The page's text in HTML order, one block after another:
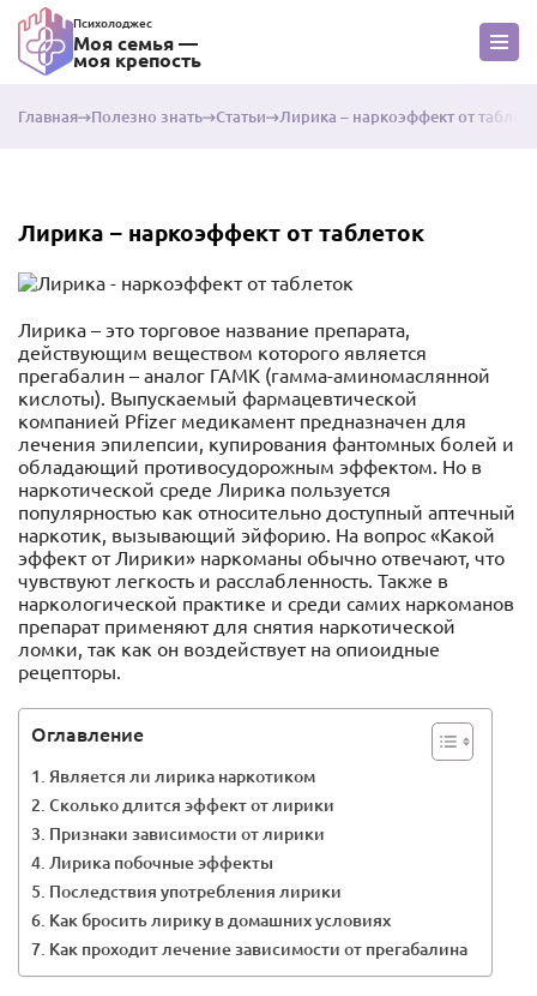
Психолоджес
Моя семья —
моя крепость
Главная Полезно знать Статьи Лирика – наркоэффект от
Лирика – наркоэффект от таблеток
Лирика – это торговое название препарата,
действующим веществом которого является
прегабалин – аналог ГАМК (гамма-аминомаслянной
кислоты). Выпускаемый фармацевтической
компанией Pfizer медикамент предназначен для
лечения эпилепсии, купирования фантомных болей и
обладающий противосудорожным эффектом. Но в
наркотической среде Лирика пользуется
популярностью как относительно доступный аптечный
наркотик, вызывающий эйфорию. На вопрос «Какой
эффект от Лирики» наркоманы обычно отвечают, что
чувствуют легкость и расслабленность. Также в
наркологической практике и среди самих наркоманов
препарат применяют для снятия наркотической
ломки, так как он воздействует на опиоидные
рецепторы.
Оглавление
Является ли лирика наркотиком
Сколько длится эффект от лирики
Признаки зависимости от лирики
Лирика побочные эффекты
Последствия употребления лирики
Как бросить лирику в домашних условиях
Как проходит лечение зависимости от прегабалина